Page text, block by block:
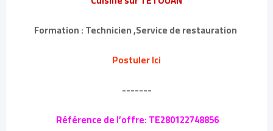
Formation : Technicien ,Service de restauration
Postuler Ici
-------
Référence de l’offre: TE280122748856